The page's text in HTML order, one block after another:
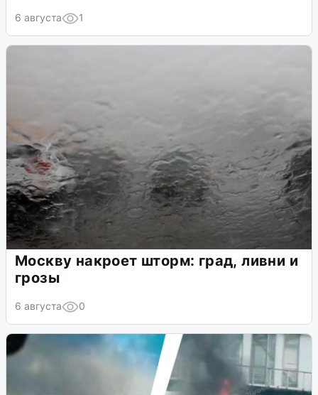
6 августа 1
Москву накроет шторм: град, ливни и
грозы
6 августа 0